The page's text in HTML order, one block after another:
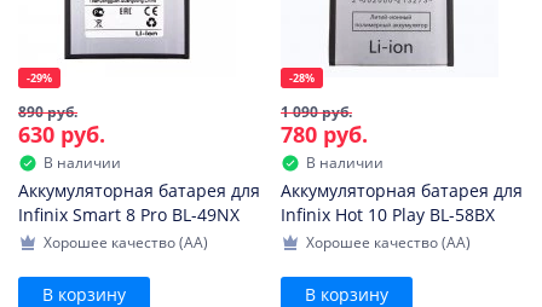
-29%
890 руб.
630 руб.
В наличии
Аккумуляторная батарея для
Infinix Smart 8 Pro BL-49NX
Хорошее качество (AA)
В корзину
-28%
1 090 руб.
780 руб.
В наличии
Аккумуляторная батарея для
Infinix Hot 10 Play BL-58BX
Хорошее качество (AA)
В корзину